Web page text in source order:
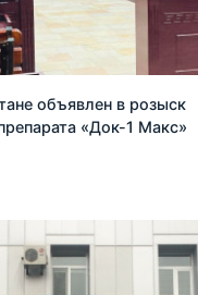
объявлен в розыск
«Док-1 Макс»